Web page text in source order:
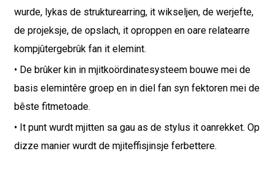
wurde, lykas de strukturearring, it wikseljen, de werjefte,
de projeksje, de opslach, it oproppen en oare relatearre
kompjûtergebrûk fan it elemint.
• De brûker kin in mjitkoördinatesysteem bouwe mei de
basis elemintêre groep en in diel fan syn fektoren mei de
bêste fitmetoade.
• It punt wurdt mjitten sa gau as de stylus it oanrekket. Op
dizze manier wurdt de mjiteffisjinsje ferbettere.